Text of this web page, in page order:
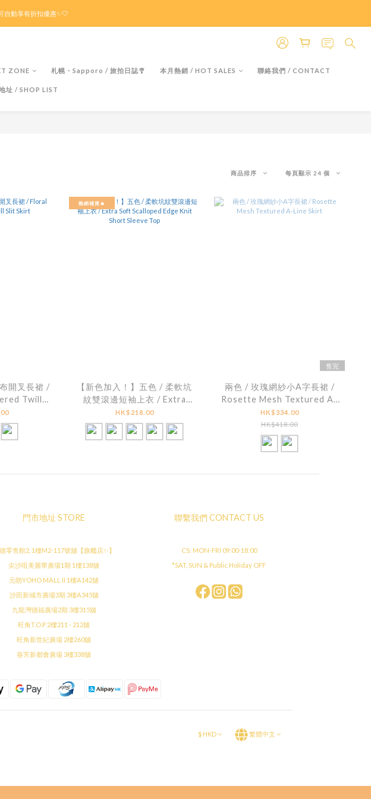
前下單現貨最快即日出貨！＊假日除外
自動享有折扣優惠✨🤍
前下單現貨最快即日出貨！＊假日除外
ZONE 札幌・Sapporo / 旅拍日誌🎐 本月熱銷 / HOT SALES 聯絡我們 / CONTACT
址 / SHOP LIST
商品排序 每頁顯示 24 個
開叉長裙 /
Twill
熱銷補貨🔥
【新色加入！】五色 / 柔軟坑
紋雙滾邊短袖上衣 / Extra
Soft Scalloped Edge Knit
Short Sleeve Top
HK$218.00
售完
兩色 / 玫瑰網紗小A字長裙 /
Rosette Mesh Textured A-
Line Skirt
HK$334.00
HK$418.00
門市地址 STORE
零售館2, 1樓M2-117號舖【旗艦店✨】
尖沙咀美麗華廣場1期 1樓138舖
元朗YOHO MALL II 1樓A142舖
沙田新城市廣場3期 3樓A345舖
九龍灣德福廣場2期 3樓315舖
旺角T.O.P 2樓211 - 212舖
旺角新世紀廣場 2樓260舖
葵芳新都會廣場 3樓338舖
聯繫我們 CONTACT US
CS: MON-FRI 09:00-18:00
*SAT, SUN & Public Holiday OFF
$ HKD 繁體中文